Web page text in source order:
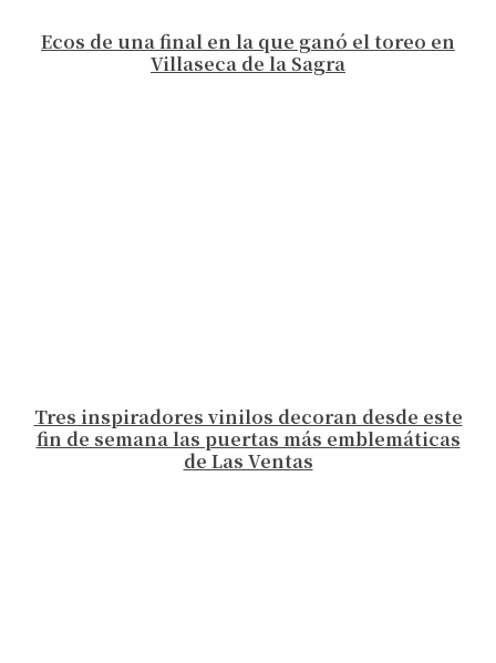
Ecos de una final en la que ganó el toreo en
Villaseca de la Sagra
Tres inspiradores vinilos decoran desde este
fin de semana las puertas más emblemáticas
de Las Ventas